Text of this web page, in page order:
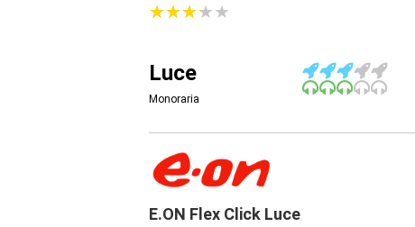
★★★★★
★★★★★
Luce
Monoraria
E.ON Flex Click Luce